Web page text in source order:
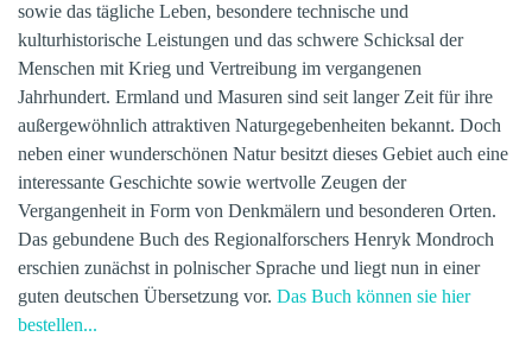
sowie das tägliche Leben, besondere technische und
kulturhistorische Leistungen und das schwere Schicksal der
Menschen mit Krieg und Vertreibung im vergangenen
Jahrhundert. Ermland und Masuren sind seit langer Zeit für ihre
außergewöhnlich attraktiven Naturgegebenheiten bekannt. Doch
neben einer wunderschönen Natur besitzt dieses Gebiet auch eine
interessante Geschichte sowie wertvolle Zeugen der
Vergangenheit in Form von Denkmälern und besonderen Orten.
Das gebundene Buch des Regionalforschers Henryk Mondroch
erschien zunächst in polnischer Sprache und liegt nun in einer
guten deutschen Übersetzung vor. Das Buch können sie hier
bestellen...